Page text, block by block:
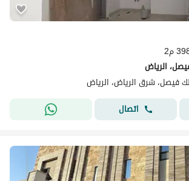
م2
الرياض
فيصل، شرق الرياض، الرياض
اتصال